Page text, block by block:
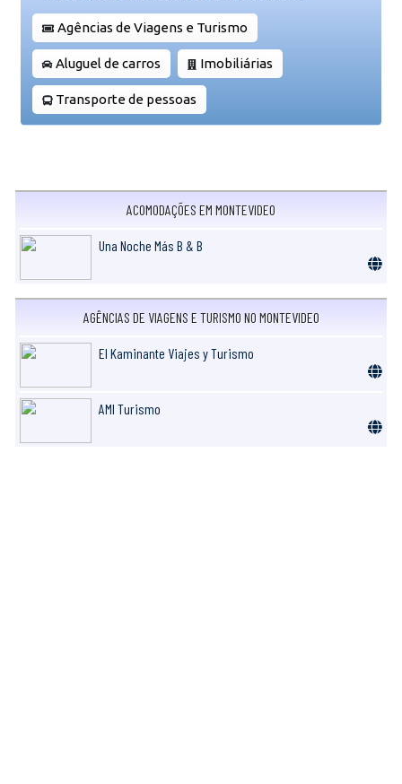
Agências de Viagens e Turismo
Aluguel de carros Imobiliárias
Transporte de pessoas
ACOMODAÇÕES EM MONTEVIDEO
Una Noche Más B & B
AGÊNCIAS DE VIAGENS E TURISMO NO MONTEVIDEO
El Kaminante Viajes y Turismo
AMI Turismo